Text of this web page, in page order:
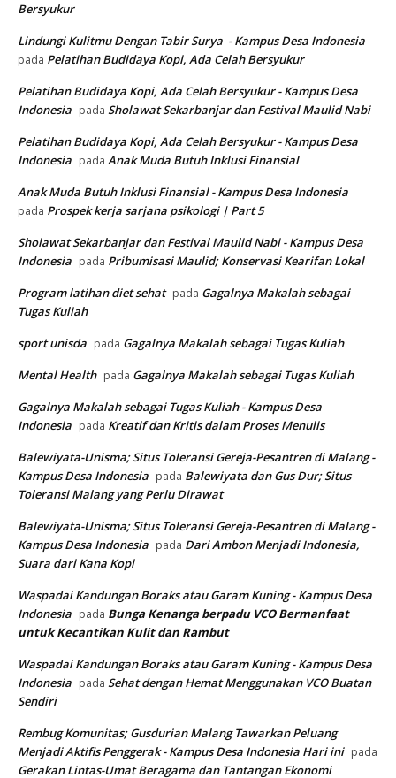
Bersyukur
Lindungi Kulitmu Dengan Tabir Surya - Kampus Desa Indonesia
pada Pelatihan Budidaya Kopi, Ada Celah Bersyukur
Pelatihan Budidaya Kopi, Ada Celah Bersyukur - Kampus Desa
Indonesia pada Sholawat Sekarbanjar dan Festival Maulid Nabi
Pelatihan Budidaya Kopi, Ada Celah Bersyukur - Kampus Desa
Indonesia pada Anak Muda Butuh Inklusi Finansial
Anak Muda Butuh Inklusi Finansial - Kampus Desa Indonesia
pada Prospek kerja sarjana psikologi | Part 5
Sholawat Sekarbanjar dan Festival Maulid Nabi - Kampus Desa
Indonesia pada Pribumisasi Maulid; Konservasi Kearifan Lokal
Program latihan diet sehat pada Gagalnya Makalah sebagai
Tugas Kuliah
sport unisda pada Gagalnya Makalah sebagai Tugas Kuliah
Mental Health pada Gagalnya Makalah sebagai Tugas Kuliah
Gagalnya Makalah sebagai Tugas Kuliah - Kampus Desa
Indonesia pada Kreatif dan Kritis dalam Proses Menulis
Balewiyata-Unisma; Situs Toleransi Gereja-Pesantren di Malang -
Kampus Desa Indonesia pada Balewiyata dan Gus Dur; Situs
Toleransi Malang yang Perlu Dirawat
Balewiyata-Unisma; Situs Toleransi Gereja-Pesantren di Malang -
Kampus Desa Indonesia pada Dari Ambon Menjadi Indonesia,
Suara dari Kana Kopi
Waspadai Kandungan Boraks atau Garam Kuning - Kampus Desa
Indonesia pada Bunga Kenanga berpadu VCOBermanfaat
untuk Kecantikan Kulit dan Rambut
Waspadai Kandungan Boraks atau Garam Kuning - Kampus Desa
Indonesia pada Sehat dengan Hemat Menggunakan VCO Buatan
Sendiri
Rembug Komunitas; Gusdurian Malang Tawarkan Peluang
Menjadi Aktifis Penggerak - Kampus Desa Indonesia Hari ini pada
Gerakan Lintas-Umat Beragama dan Tantangan Ekonomi